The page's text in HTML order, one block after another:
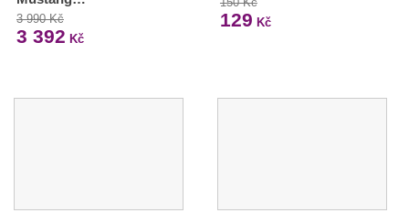
3 990 Kč
3 392 Kč
129 Kč